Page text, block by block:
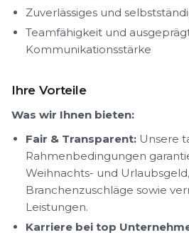
Zuverlässiges und
Teamfähigkeit und
Kommunikationsstärke
Ihre Vorteile
Was wir Ihnen bieten:
Fair & Transparent: Unsere
Rahmenbedingungen
Weihnachts- und
Branchenzuschläge sowie
Leistungen.
Karriere bei top